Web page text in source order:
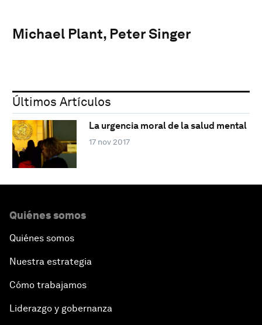
Michael Plant, Peter Singer
Últimos Artículos
La urgencia moral de la salud mental
17 nov 2017
Quiénes somos
Quiénes somos
Nuestra estrategia
Cómo trabajamos
Liderazgo y gobernanza